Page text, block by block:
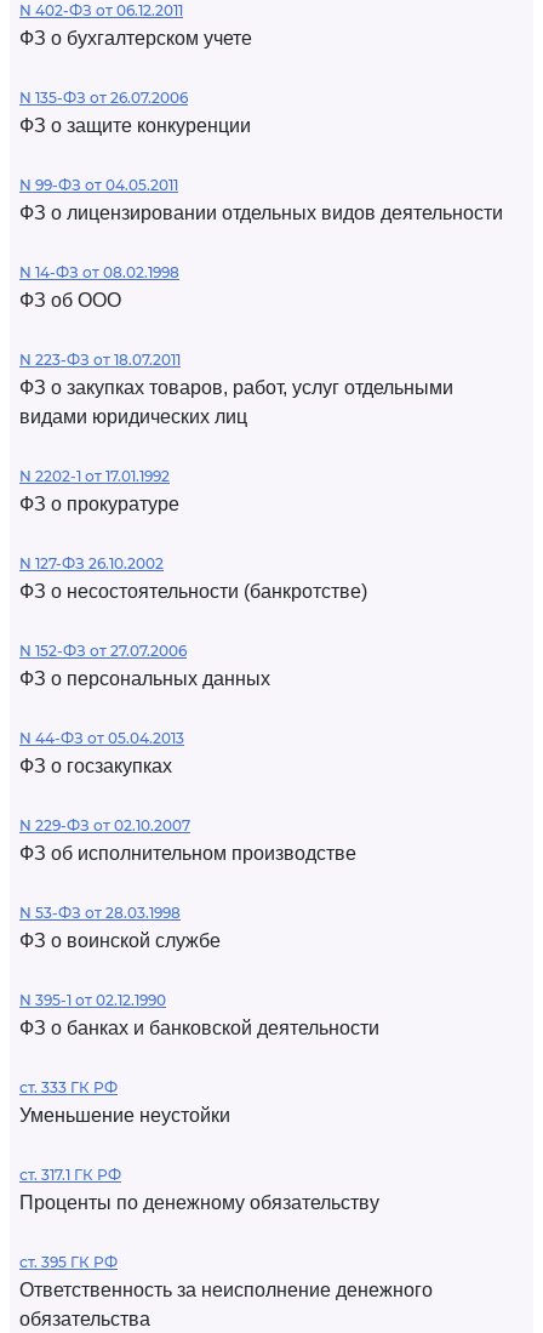
N 402-ФЗ от 06.12.2011
ФЗ о бухгалтерском учете
N 135-ФЗ от 26.07.2006
ФЗ о защите конкуренции
N 99-ФЗ от 04.05.2011
ФЗ о лицензировании отдельных видов деятельности
N 14-ФЗ от 08.02.1998
ФЗ об ООО
N 223-ФЗ от 18.07.2011
ФЗ о закупках товаров, работ, услуг отдельными
видами юридических лиц
N 2202-1 от 17.01.1992
ФЗ о прокуратуре
N 127-ФЗ 26.10.2002
ФЗ о несостоятельности (банкротстве)
N 152-ФЗ от 27.07.2006
ФЗ о персональных данных
N 44-ФЗ от 05.04.2013
ФЗ о госзакупках
N 229-ФЗ от 02.10.2007
ФЗ об исполнительном производстве
N 53-ФЗ от 28.03.1998
ФЗ о воинской службе
N 395-1 от 02.12.1990
ФЗ о банках и банковской деятельности
ст. 333 ГК РФ
Уменьшение неустойки
ст. 317.1 ГК РФ
Проценты по денежному обязательству
ст. 395 ГК РФ
Ответственность за неисполнение денежного
обязательства